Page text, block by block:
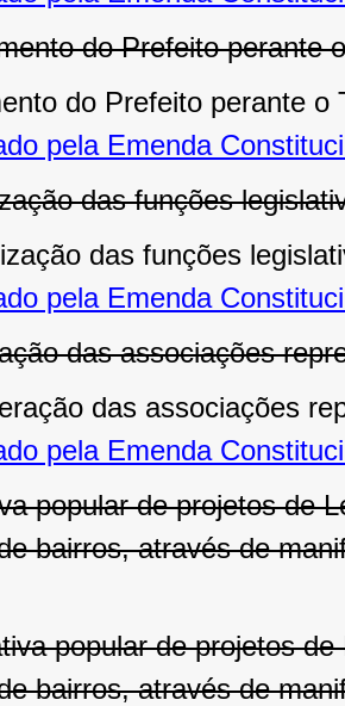
do Prefeito perante
do Prefeito perante o
pela Emenda
das funções
das funções
pela Emenda
das associações
das associações
pela Emenda
popular de projetos de
bairros, através de
popular de projetos
bairros, através de